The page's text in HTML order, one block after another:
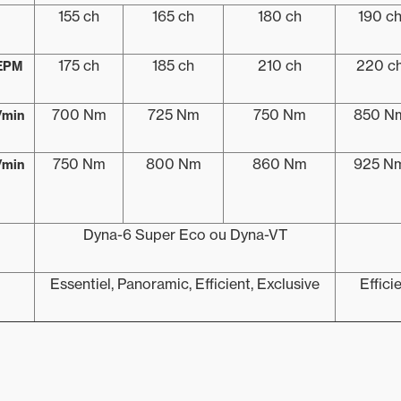
155 ch 165 ch 180 ch 190 ch
175 ch 185 ch 210 ch 220
700 Nm 725 Nm 750 Nm 850
750 Nm 800 Nm 860 Nm 925
Dyna-6 Super Eco ou Dyna-VT
Essentiel, Panoramic, Efficient, Exclusive